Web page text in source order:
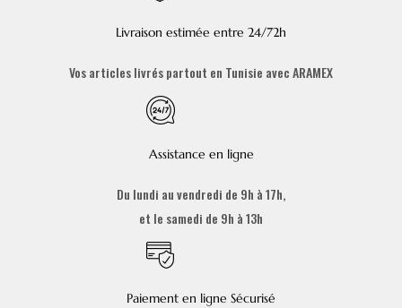
Livraison estimée entre 24/72h
Vos articles livrés partout en Tunisie avec ARAMEX
Assistance en ligne
Du lundi au vendredi de 9h à 17h,
et le samedi de 9h à 13h
Paiement en ligne Sécurisé